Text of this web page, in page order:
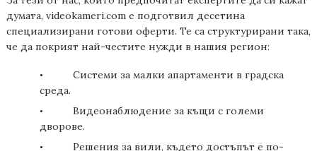
думата, videokameri.com е подготвил десетина
специализирани готови оферти. Те са структурирани така,
че да покрият най-честите нужди в нашия регион:
•
Системи за малки апартаменти в градска
среда.
•
Видеонаблюдение за къщи с големи
дворове.
•
Решения за вили, където достъпът е по-